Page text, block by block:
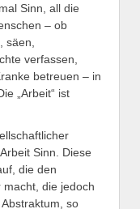
Sinn, all die
– ob
säen,
verfassen,
betreuen – in
„Arbeit“ ist
Sinn. Diese
die den
die jedoch
so